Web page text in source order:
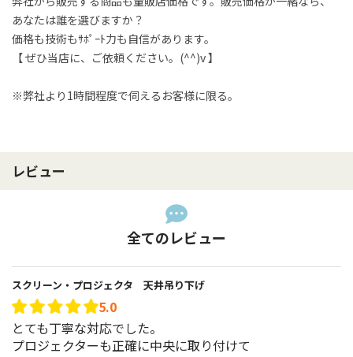
あなたは誰を選びますか？
価格も技術もｻﾎﾟｰﾄ力も自信があります。
【 ぜひ当店に、ご依頼ください。(^^)v 】
※弊社より1時間程度で伺えるお客様に限る。
レビュー
全てのレビュー
スクリーン・プロジェクタ 天井吊り下げ
5.0
とても丁寧な対応でした。
プロジェクターも正確に中央に取り付けて